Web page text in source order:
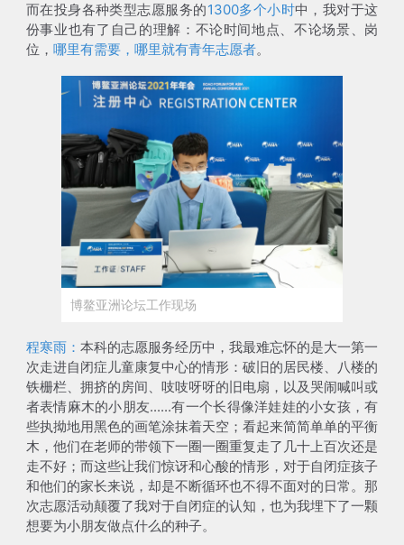
而在投身各种类型志愿服务的1300多个小时中，我对于这
份事业也有了自己的理解：不论时间地点、不论场景、岗
位， 哪里有需要，哪里就有青年志愿者。
博鳌亚洲论坛工作现场
程寒雨： 本科的志愿服务经历中，我最难忘怀的是大一第一
次走进自闭症儿童康复中心的情形：破旧的居民楼、八楼的
铁栅栏、拥挤的房间、吱吱呀呀的旧电扇，以及哭闹喊叫或
者表情麻木的小朋友......有一个长得像洋娃娃的小女孩，有
些执拗地用黑色的画笔涂抹着天空；看起来简简单单的平衡
木，他们在老师的带领下一圈一圈重复走了几十上百次还是
走不好； 而这些让我们惊讶和心酸的情形，对于自闭症孩子
和他们的家长来说，却是不断循环也不得不面对的日常。那
次志愿活动颠覆了我对于自闭症的认知，也为我埋下了一颗
想要为小朋友做点什么的种子。